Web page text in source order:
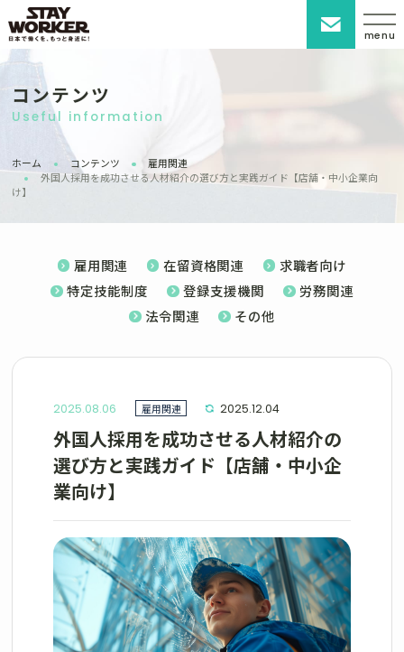
menu
コンテンツ
Useful information
ホーム コンテンツ
雇用関連
外国人採用を成功させる人材紹介の選び方と実践ガイド【店舗・中小企業向
け】
雇用関連 在留資格関連
求職者向け
特定技能制度
登録支援機関
労務関連
法令関連
その他
2025.08.06 雇用関連 2025.12.04
外国人採用を成功させる人材紹介の
選び方と実践ガイド【店舗・中小企
業向け】